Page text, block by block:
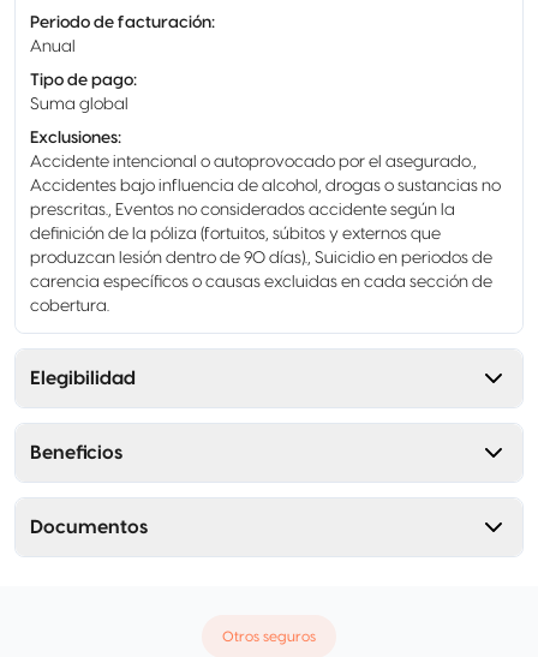
Periodo de facturación:
Anual
Tipo de pago:
Suma global
Exclusiones:
Accidente intencional o autoprovocado por el asegurado.,
Accidentes bajo influencia de alcohol, drogas o sustancias no
prescritas., Eventos no considerados accidente según la
definición de la póliza (fortuitos, súbitos y externos que
produzcan lesión dentro de 90 días)., Suicidio en periodos de
carencia específicos o causas excluidas en cada sección de
cobertura.
Elegibilidad
Beneficios
Documentos
Otros seguros